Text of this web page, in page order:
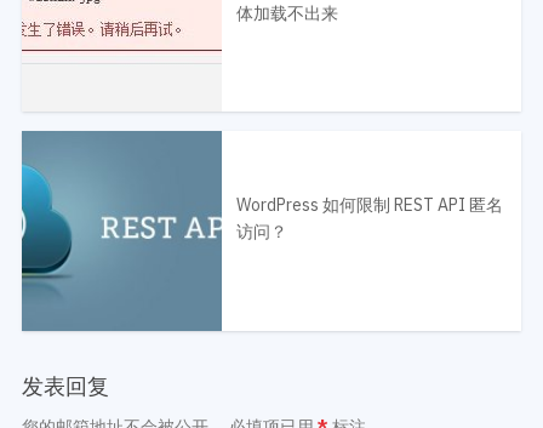
体加载不出来
WordPress 如何限制 REST API 匿名
访问？
发表回复